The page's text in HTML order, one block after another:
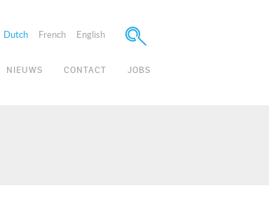
NIEUWS CONTACT JOBS
Dutch French English